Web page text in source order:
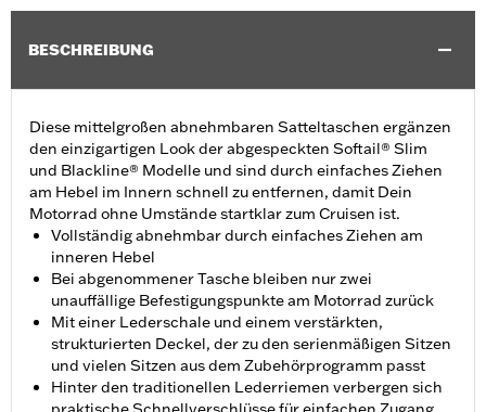
BESCHREIBUNG
Diese mittelgroßen abnehmbaren Satteltaschen ergänzen
den einzigartigen Look der abgespeckten Softail® Slim
und Blackline® Modelle und sind durch einfaches Ziehen
am Hebel im Innern schnell zu entfernen, damit Dein
Motorrad ohne Umstände startklar zum Cruisen ist.
Vollständig abnehmbar durch einfaches Ziehen am
inneren Hebel
Bei abgenommener Tasche bleiben nur zwei
unauffällige Befestigungspunkte am Motorrad zurück
Mit einer Lederschale und einem verstärkten,
strukturierten Deckel, der zu den serienmäßigen Sitzen
und vielen Sitzen aus dem Zubehörprogramm passt
Hinter den traditionellen Lederriemen verbergen sich